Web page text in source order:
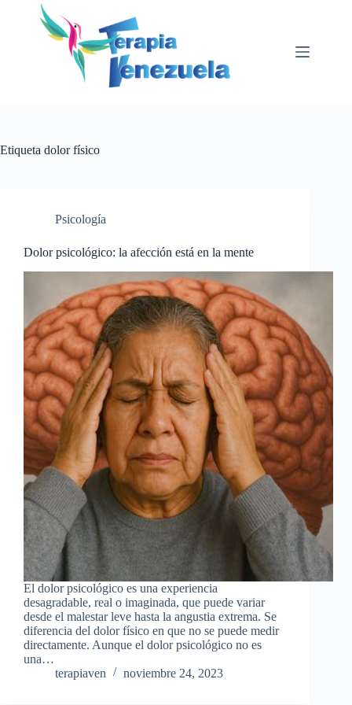
contenido
Etiqueta dolor físico
Psicología
Dolor psicológico: la afección está en la mente
El dolor psicológico es una experiencia
desagradable, real o imaginada, que puede variar
desde el malestar leve hasta la angustia extrema. Se
diferencia del dolor físico en que no se puede medir
directamente. Aunque el dolor psicológico no es
una…
terapiaven
noviembre 24, 2023